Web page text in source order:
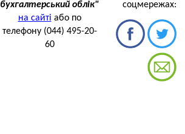
бухгалтерський облік"
на сайті або по
телефону (044) 495-20-
60
соцмережах: